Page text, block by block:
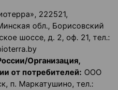
222521,
обл., Борисовский
шоссе, д. 2, оф. 21, тел.:
Организация,
от потребителей: ООО
п. Маркатушино, тел.: